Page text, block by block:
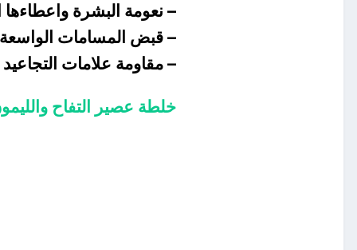
– نعومة البشرة واعطاءها
– قبض المسامات الواسعة
– مقاومة علامات
خلطة عصير التفاح